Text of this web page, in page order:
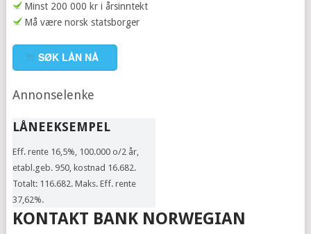
Minst 200 000 kr i årsinntekt
Må være norsk statsborger
SØK LÅN NÅ
Annonselenke
LÅNEEKSEMPEL
Eff. rente 16,5%, 100.000 o/2 år,
etabl.geb. 950, kostnad 16.682.
Totalt: 116.682. Maks. Eff. rente
37,62%.
KONTAKT BANK NORWEGIAN